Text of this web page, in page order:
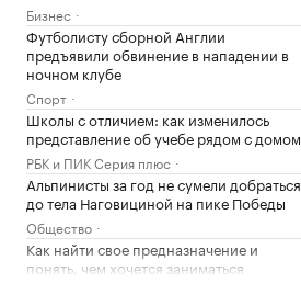
Бизнес
Футболисту сборной Англии
предъявили обвинение в нападении в
ночном клубе
Спорт
Школы с отличием: как изменилось
представление об учебе рядом с домом
РБК и ПИК Серия плюс
Альпинисты за год не сумели добраться
до тела Наговициной на пике Победы
Общество
Как найти свое предназначение и
понять, чем хочется заниматься